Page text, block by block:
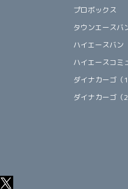
プロボックス
タウンエースバ
ハイエースバン
ハイエースコミ
ダイナカーゴ（
ダイナカーゴ（